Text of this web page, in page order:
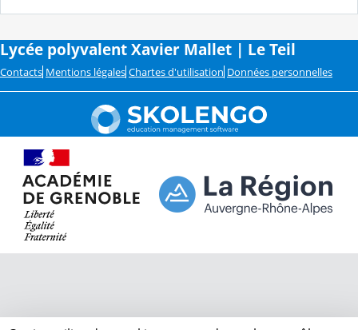
Lycée polyvalent Xavier Mallet | Le Teil
Contacts Mentions légales Chartes d'utilisation Données personnelles